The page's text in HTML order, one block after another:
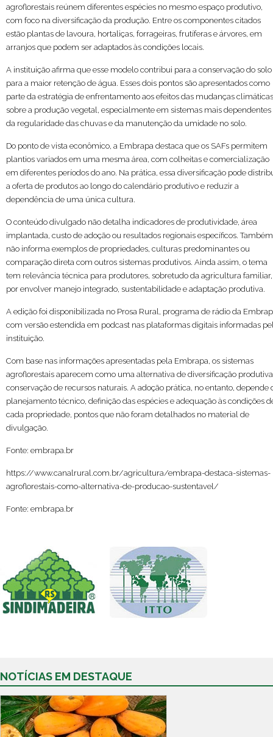
agroflorestais reúnem diferentes espécies no mesmo espaço produtivo,
com foco na diversificação da produção. Entre os componentes citados
estão plantas de lavoura, hortaliças, forrageiras, frutíferas e árvores, em
arranjos que podem ser adaptados às condições locais.
A instituição afirma que esse modelo contribui para a conservação do solo
para a maior retenção de água. Esses dois pontos são apresentados como
parte da estratégia de enfrentamento aos efeitos das mudanças climáticas
sobre a produção vegetal, especialmente em sistemas mais dependentes
da regularidade das chuvas e da manutenção da umidade no solo.
Do ponto de vista econômico, a Embrapa destaca que os SAFs permitem
plantios variados em uma mesma área, com colheitas e comercialização
em diferentes períodos do ano. Na prática, essa diversificação pode
a oferta de produtos ao longo do calendário produtivo e reduzir a
dependência de uma única cultura.
O conteúdo divulgado não detalha indicadores de produtividade, área
implantada, custo de adoção ou resultados regionais específicos. Também
não informa exemplos de propriedades, culturas predominantes ou
comparação direta com outros sistemas produtivos. Ainda assim, o tema
tem relevância técnica para produtores, sobretudo da agricultura familiar,
por envolver manejo integrado, sustentabilidade e adaptação produtiva.
A edição foi disponibilizada no Prosa Rural, programa de rádio da
com versão estendida em podcast nas plataformas digitais informadas
instituição.
Com base nas informações apresentadas pela Embrapa, os sistemas
agroflorestais aparecem como uma alternativa de diversificação
conservação de recursos naturais. A adoção prática, no entanto, depende
planejamento técnico, definição das espécies e adequação às condições
cada propriedade, pontos que não foram detalhados no material de
divulgação.
Fonte: embrapa.br
https://www.canalrural.com.br/agricultura/embrapa-destaca-sistemas-
agroflorestais-como-alternativa-de-producao-sustentavel/
Fonte: embrapa.br
NOTÍCIAS EM DESTAQUE